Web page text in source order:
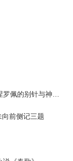
别针与神秘入侵者
向前侧记三题